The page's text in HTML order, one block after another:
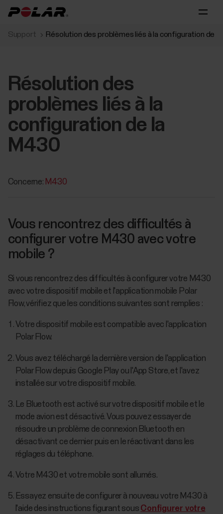
Support Résolution des problèmes liés à la configuration de
Résolution des
problèmes liés à la
configuration de la
M430
Concerne: M430
Vous rencontrez des difficultés à
configurer votre M430 avec votre
mobile ?
Si vous rencontrez des difficultés à configurer votre M430
avec votre dispositif mobile et l'application mobile Polar
Flow, vérifiez que les conditions suivantes sont remplies :
Votre dispositif mobile est compatible avec l'application
Polar Flow.
Vous avez téléchargé la dernière version de l'application
Polar Flow depuis Google Play ou l'App Store, et l'avez
installée sur votre dispositif mobile.
Le Bluetooth est activé sur votre dispositif mobile et le
mode avion est désactivé. Vous pouvez essayer de
résoudre un problème de connexion Bluetooth en
désactivant ce dernier puis en le réactivant dans les
réglages du téléphone.
Votre M430 et votre mobile sont allumés.
Essayez ensuite de configurer à nouveau votre M430 à
l'aide des instructions figurant sous Configurer votre